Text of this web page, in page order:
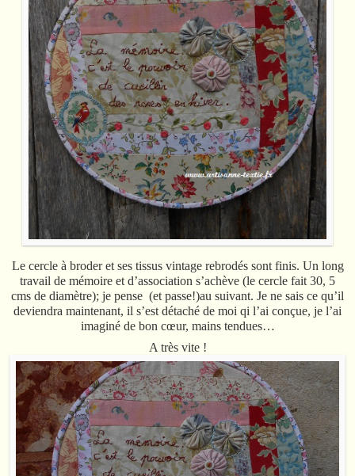
Le cercle à broder et ses tissus vintage rebrodés sont finis. Un long
travail de mémoire et d’association s’achève (le cercle fait 30, 5
cms de diamètre); je pense (et passe!)au suivant. Je ne sais ce qu’il
deviendra maintenant, il s’est détaché de moi qi l’ai conçue, je l’ai
imaginé de bon cœur, mains tendues…
A très vite !